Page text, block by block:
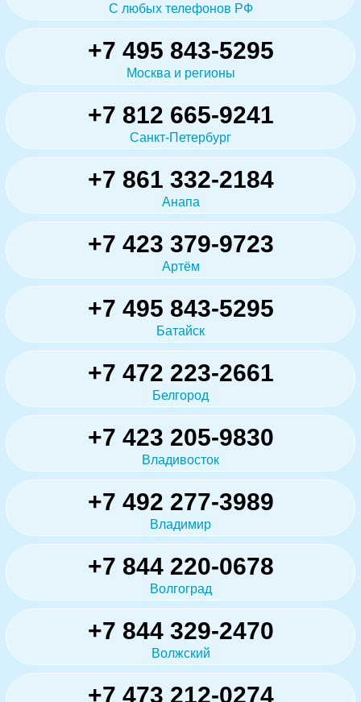
С любых телефонов РФ
+7 495 843-5295
Москва и регионы
+7 812 665-9241
Санкт-Петербург
+7 861 332-2184
Анапа
+7 423 379-9723
Артём
+7 495 843-5295
Батайск
+7 472 223-2661
Белгород
+7 423 205-9830
Владивосток
+7 492 277-3989
Владимир
+7 844 220-0678
Волгоград
+7 844 329-2470
Волжский
+7 473 212-0274